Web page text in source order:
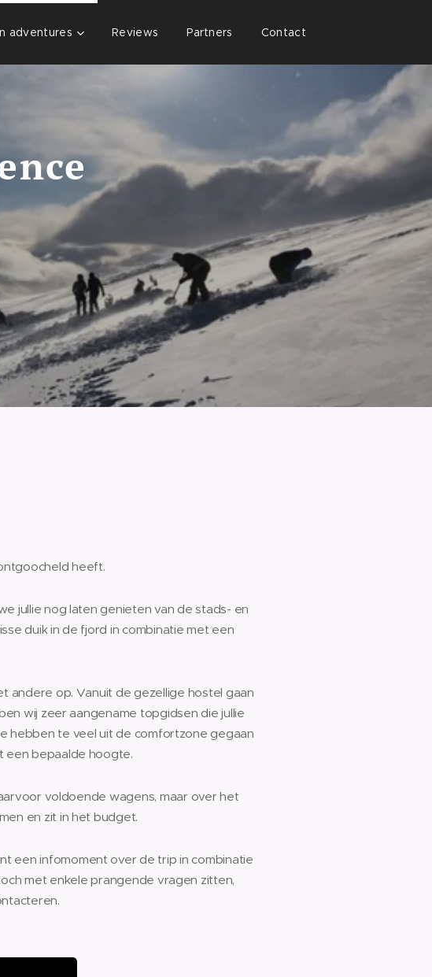
adventures Reviews Partners Contact
heeft.
jullie nog laten genieten van de stads- en
duik in de fjord in combinatie met een
andere op. Vanuit de gezellige hostel gaan
wij zeer aangename topgidsen die jullie
hebben te veel uit de comfortzone gegaan
een bepaalde hoogte.
voldoende wagens, maar over het
en zit in het budget.
een infomoment over de trip in combinatie
met enkele prangende vragen zitten,